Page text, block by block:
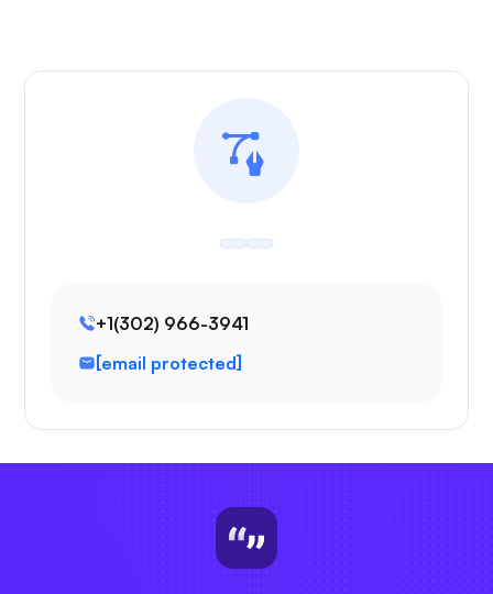
+1(302) 966-3941
[email protected]